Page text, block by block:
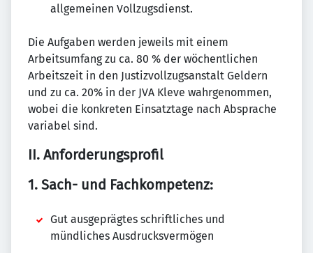
allgemeinen Vollzugsdienst.
Die Aufgaben werden jeweils mit einem
Arbeitsumfang zu ca. 80 % der wöchentlichen
Arbeitszeit in den Justizvollzugsanstalt Geldern
und zu ca. 20% in der JVA Kleve wahrgenommen,
wobei die konkreten Einsatztage nach Absprache
variabel sind.
II. Anforderungsprofil
1. Sach- und Fachkompetenz:
Gut ausgeprägtes schriftliches und
mündliches Ausdrucksvermögen